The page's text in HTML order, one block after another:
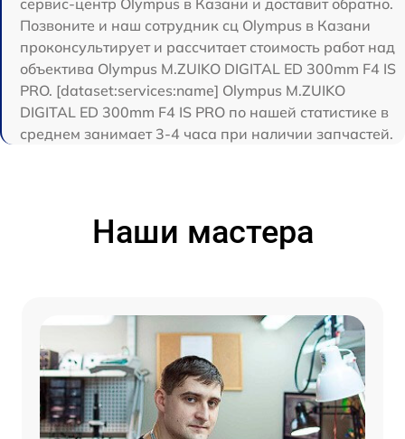
сервис-центр Olympus в Казани и доставит обратно.
Позвоните и наш сотрудник сц Olympus в Казани
проконсультирует и рассчитает стоимость работ над
объектива Olympus M.ZUIKO DIGITAL ED 300mm F4 IS
PRO. [dataset:services:name] Olympus M.ZUIKO
DIGITAL ED 300mm F4 IS PRO по нашей статистике в
среднем занимает 3-4 часа при наличии запчастей.
Наши мастера